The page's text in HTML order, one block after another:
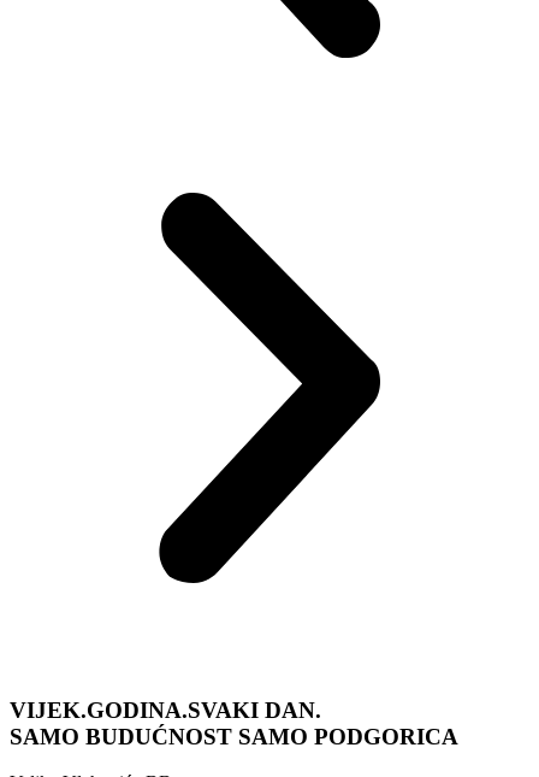
VIJEK.GODINA.SVAKI DAN.
SAMO BUDUĆNOST SAMO PODGORICA